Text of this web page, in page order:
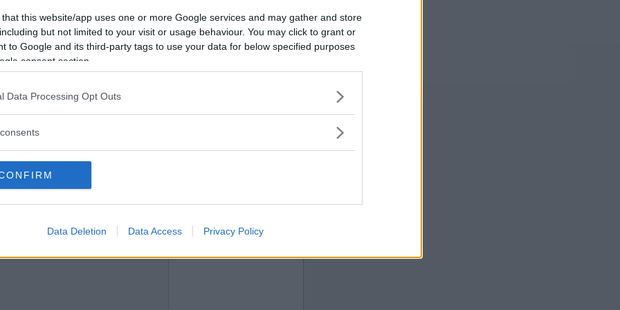
that this website/app uses one or more Google services and may gather and store
but not limited to your visit or usage behaviour. You may click to grant or
to Google and its third-party tags to use your data for below specified purposes
consent section.
Data Processing Opt Outs
Data Deletion Data Access Privacy Policy
öppna surströmmingsburken senast?
2017-11-19 00:13
Vill du bli
medlem?